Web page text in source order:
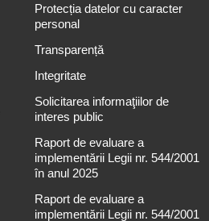
Protecția datelor cu caracter
personal
Transparență
Integritate
Solicitarea informaţiilor de
interes public
Raport de evaluare a
implementării Legii nr. 544/2001
în anul 2025
Raport de evaluare a
implementării Legii nr. 544/2001